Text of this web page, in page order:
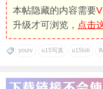
本帖隐藏的内容需要
升级才可浏览， 点击
youiv u15写真 u15loli